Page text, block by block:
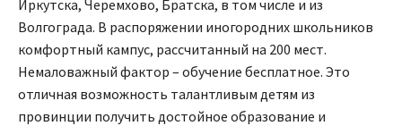
Иркутска, Черемхово, Братска, в том числе и из
Волгограда. В распоряжении иногородних школьников
комфортный кампус, рассчитанный на 200 мест.
Немаловажный фактор – обучение бесплатное. Это
отличная возможность талантливым детям из
провинции получить достойное образование и